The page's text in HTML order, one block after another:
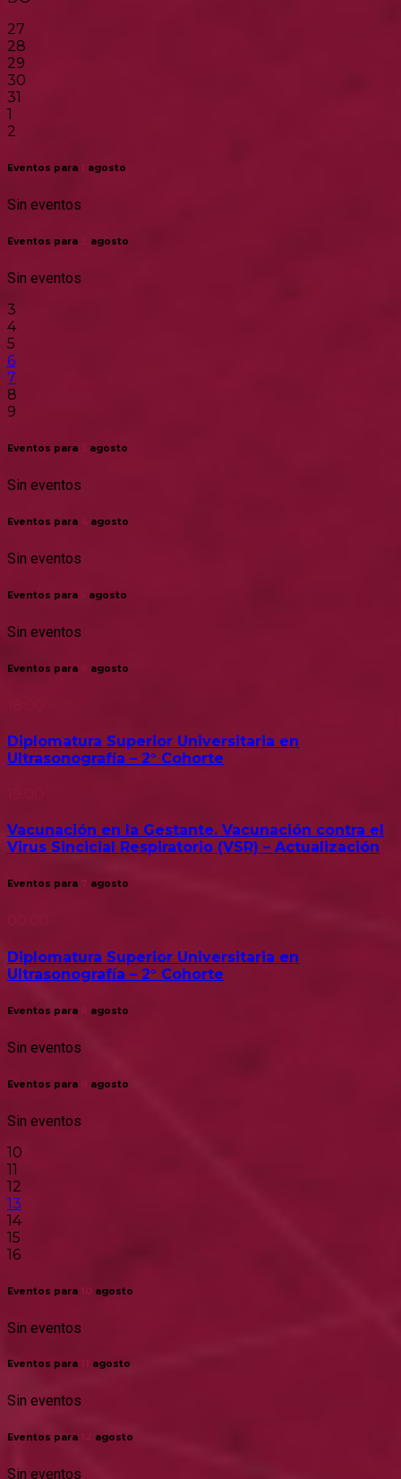
27
28
29
30
31
1
2
Eventos para agosto
Sin eventos
Eventos para agosto
Sin eventos
3
4
5
6
7
8
9
Eventos para agosto
Sin eventos
Eventos para agosto
Sin eventos
Eventos para agosto
Sin eventos
Eventos para agosto
Diplomatura Superior Universitaria en
Ultrasonografía – 2° Cohorte
Vacunación en la Gestante. Vacunación contra el
Virus Sincicial Respiratorio (VSR) – Actualización
Eventos para agosto
Diplomatura Superior Universitaria en
Ultrasonografía – 2° Cohorte
Eventos para agosto
Sin eventos
Eventos para agosto
Sin eventos
10
11
12
13
14
15
16
Eventos para 10 agosto
Sin eventos
Eventos para agosto
Sin eventos
Eventos para agosto
Sin eventos